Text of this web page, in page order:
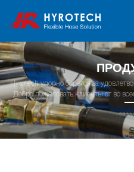
Hyrotech упорно борется за
Добро пожаловать клиенты от во